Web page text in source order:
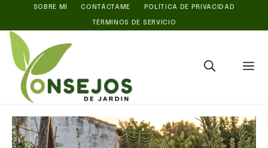
Saltar
al
contenido
SOBRE MÍ CONTÁCTAME POLÍTICA DE PRIVACIDAD
TÉRMINOS DE SERVICIO